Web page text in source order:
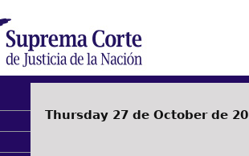
Thursday 27 de October de